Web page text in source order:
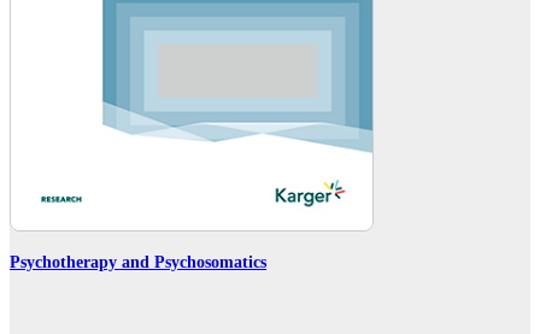
Psychotherapy and Psychosomatics